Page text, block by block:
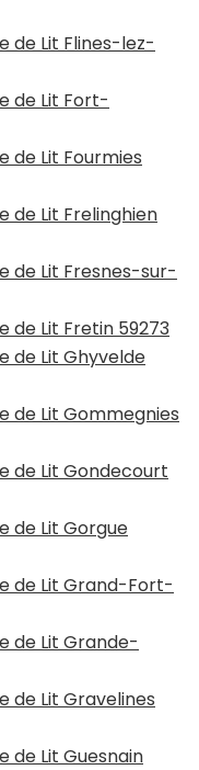
de Lit Flines-lez-
de Lit Fort-
de Lit Fourmies
de Lit Frelinghien
de Lit Fresnes-sur-
de Lit Fretin 59273
de Lit Ghyvelde
de Lit Gommegnies
de Lit Gondecourt
de Lit Gorgue
de Lit Grand-Fort-
de Lit Grande-
de Lit Gravelines
de Lit Guesnain